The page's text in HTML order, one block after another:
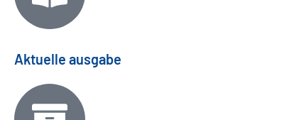
Aktuelle ausgabe